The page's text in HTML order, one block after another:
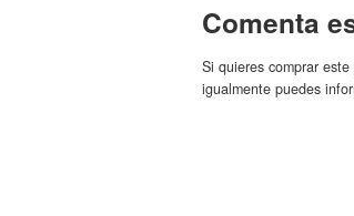
Comenta
Si quieres comprar
igualmente puedes